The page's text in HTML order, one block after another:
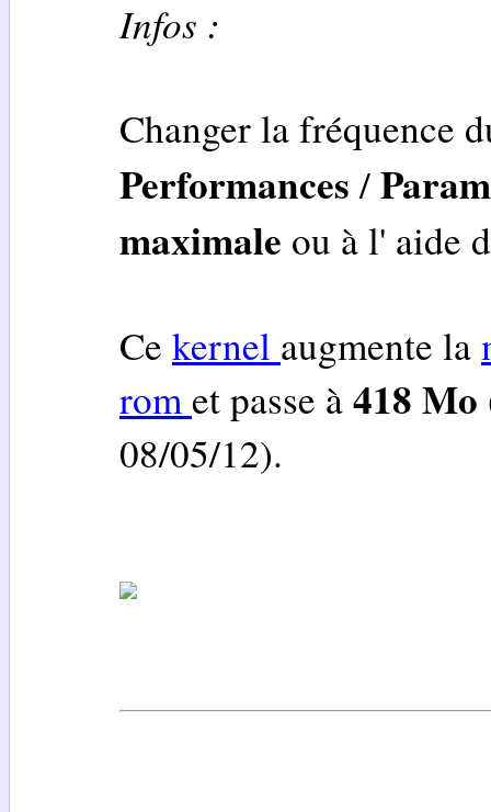
Infos :
Changer la fréquence
Performances/
maximale ou à l' aide
Ce kernel augmente la
romet passe à418 Mo
08/05/12).